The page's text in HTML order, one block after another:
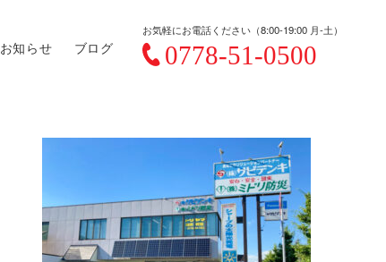
お知らせ ブログ
お気軽にお電話ください（8:00-19:00 月-土）